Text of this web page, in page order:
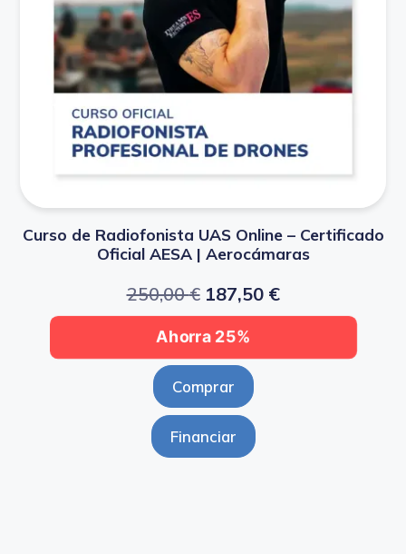
Curso de Radiofonista UAS Online – Certificado
Oficial AESA | Aerocámaras
250,00€ 187,50 €
Ahorra 25%
Comprar
Financiar